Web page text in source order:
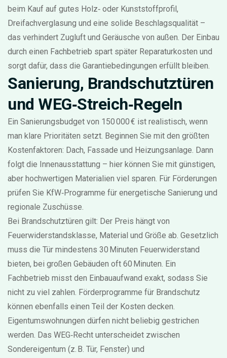
beim Kauf auf gutes Holz‑ oder Kunststoffprofil,
Dreifachverglasung und eine solide Beschlagsqualität –
das verhindert Zugluft und Geräusche von außen. Der Einbau
durch einen Fachbetrieb spart später Reparaturkosten und
sorgt dafür, dass die Garantiebedingungen erfüllt bleiben.
Sanierung, Brandschutztüren
und WEG‑Streich‑Regeln
Ein Sanierungsbudget von 150 000 € ist realistisch, wenn
man klare Prioritäten setzt. Beginnen Sie mit den größten
Kostenfaktoren: Dach, Fassade und Heizungsanlage. Dann
folgt die Innenausstattung – hier können Sie mit günstigen,
aber hochwertigen Materialien viel sparen. Für Förderungen
prüfen Sie KfW‑Programme für energetische Sanierung und
regionale Zuschüsse.
Bei Brandschutztüren gilt: Der Preis hängt von
Feuerwiderstandsklasse, Material und Größe ab. Gesetzlich
muss die Tür mindestens 30 Minuten Feuerwiderstand
bieten, bei großen Gebäuden oft 60 Minuten. Ein
Fachbetrieb misst den Einbauaufwand exakt, sodass Sie
nicht zu viel zahlen. Förderprogramme für Brandschutz
können ebenfalls einen Teil der Kosten decken.
Eigentumswohnungen dürfen nicht beliebig gestrichen
werden. Das WEG‑Recht unterscheidet zwischen
Sondereigentum (z. B. Tür, Fenster) und